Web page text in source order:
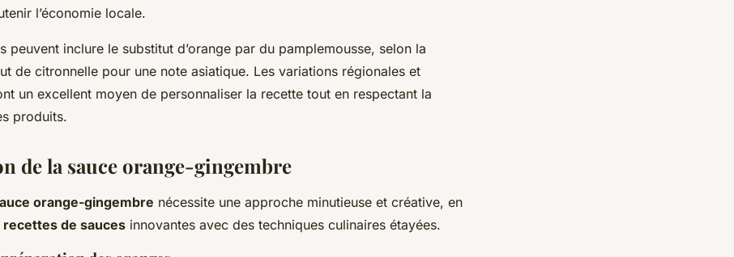
l’économie locale.
peuvent inclure le substitut d’orange par du pamplemousse, selon la
de citronnelle pour une note asiatique. Les variations régionales et
un excellent moyen de personnaliser la recette tout en respectant la
produits.
de la sauce orange-gingembre
orange-gingembre nécessite une approche minutieuse et créative, en
recettes de sauces innovantes avec des techniques culinaires étayées.